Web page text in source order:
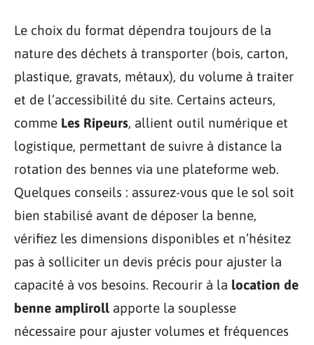
Le choix du format dépendra toujours de la
nature des déchets à transporter (bois, carton,
plastique, gravats, métaux), du volume à traiter
et de l’accessibilité du site. Certains acteurs,
comme Les Ripeurs, allient outil numérique et
logistique, permettant de suivre à distance la
rotation des bennes via une plateforme web.
Quelques conseils : assurez-vous que le sol soit
bien stabilisé avant de déposer la benne,
vérifiez les dimensions disponibles et n’hésitez
pas à solliciter un devis précis pour ajuster la
capacité à vos besoins. Recourir à la location de
benne ampliroll apporte la souplesse
nécessaire pour ajuster volumes et fréquences